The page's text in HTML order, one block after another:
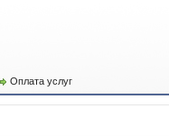
Оплата услуг